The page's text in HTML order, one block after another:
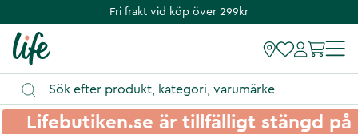
Fri frakt vid köp över 299kr
Lifebutiken.se är tillfälligt stängd